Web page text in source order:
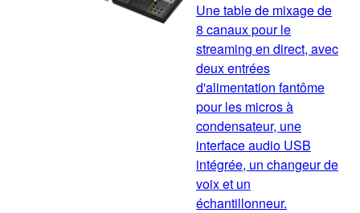
Une table de mixage de
8 canaux pour le
streaming en direct, avec
deux entrées
d'alimentation fantôme
pour les micros à
condensateur, une
interface audio USB
intégrée, un changeur de
voix et un
échantillonneur.